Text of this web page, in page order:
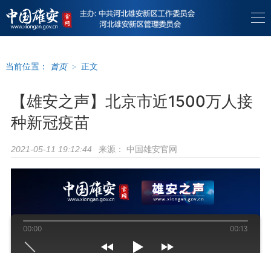
当前位置： 首页 > 正文
【雄安之声】北京市近1500万人接
种新冠疫苗
2021-05-11 19:12:44 来源： 中国雄安官网
00:00 00:13